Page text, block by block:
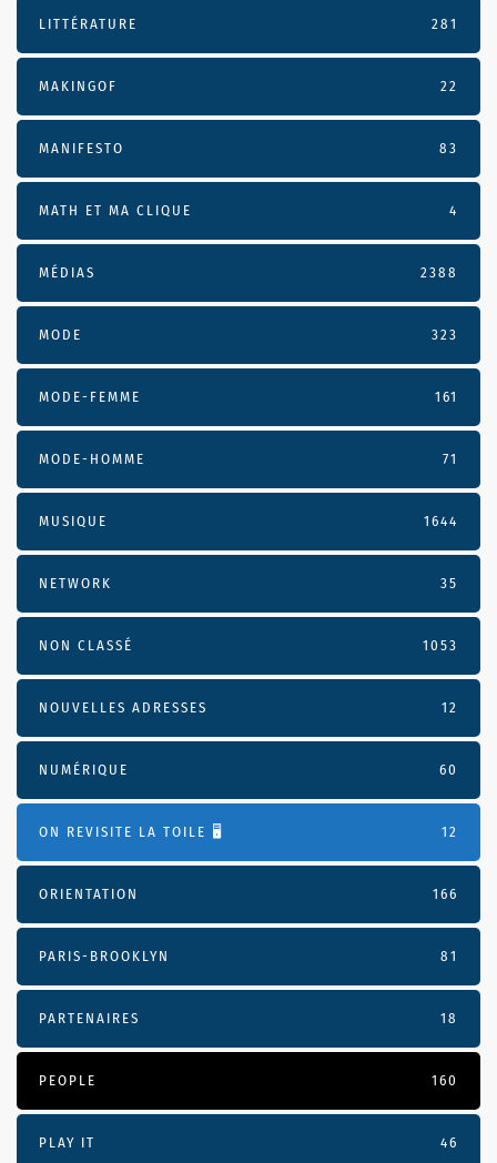
LITTÉRATURE 281
MAKINGOF 22
MANIFESTO 83
MATH ET MA CLIQUE 4
MÉDIAS 2388
MODE 323
MODE-FEMME 161
MODE-HOMME 71
MUSIQUE 1644
NETWORK 35
NON CLASSÉ 1053
NOUVELLES ADRESSES 12
NUMÉRIQUE 60
ON REVISITE LA TOILE 🖥️ 12
ORIENTATION 166
PARIS-BROOKLYN 81
PARTENAIRES 18
PEOPLE 160
PLAY IT 46